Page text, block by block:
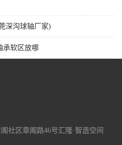
深沟球轴厂家)
承软区放哪
社区章阁路46号汇隆·智造空间